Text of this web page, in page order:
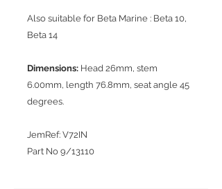
Also suitable for Beta Marine : Beta 10,
Beta 14
Dimensions: Head 26mm, stem
6.00mm, length 76.8mm, seat angle 45
degrees.
JemRef: V72IN
Part No 9/13110